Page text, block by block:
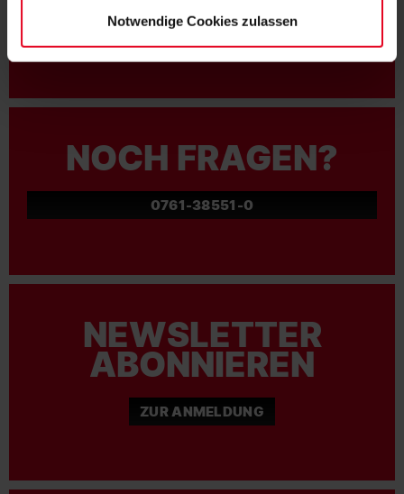
Notwendige Cookies zulassen
ZUR ANMELDUNG
NOCH FRAGEN?
0761-38551-0
NEWSLETTER
ABONNIEREN
ZUR ANMELDUNG